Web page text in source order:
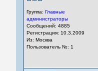
Группа:Главные
администраторы
Сообщений: 4885
Регистрация: 10.3.2009
Из: Москва
Пользователь №: 1